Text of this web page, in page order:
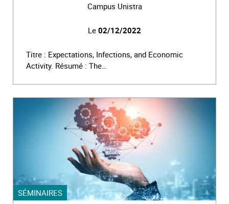
Campus Unistra
Le 02/12/2022
Titre : Expectations, Infections, and Economic
Activity. Résumé : The…
SÉMINAIRES